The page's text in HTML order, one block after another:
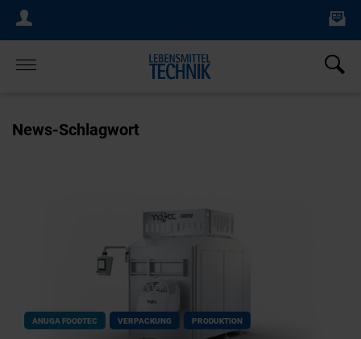
Login Menu
Home
News-Schlagwort
ANUGA FOODTEC VERPACKUNG PRODUKTION
×